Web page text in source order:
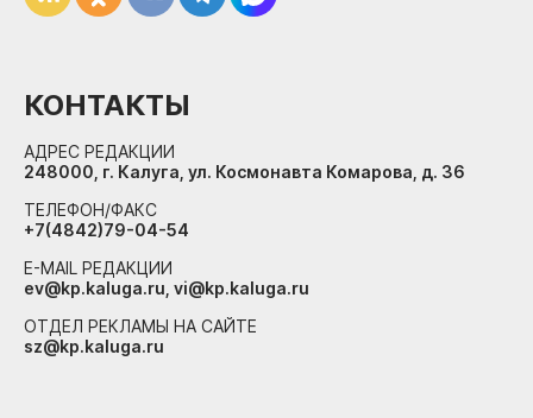
КОНТАКТЫ
АДРЕС РЕДАКЦИИ
248000, г. Калуга, ул. Космонавта Комарова, д. 36
ТЕЛЕФОН/ФАКС
+7(4842)79-04-54
E-MAIL РЕДАКЦИИ
ev@kp.kaluga.ru, vi@kp.kaluga.ru
ОТДЕЛ РЕКЛАМЫ НА САЙТЕ
sz@kp.kaluga.ru